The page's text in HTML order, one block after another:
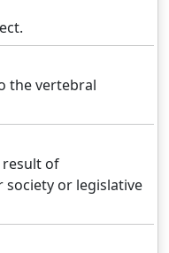
the vertebral
result of
or legislative